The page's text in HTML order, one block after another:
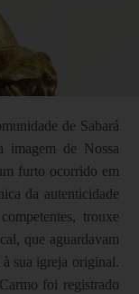
de Sabará
imagem de Nossa
furto ocorrido em
da autenticidade
trouxe
que aguardavam
à sua igreja original.
foi registrado